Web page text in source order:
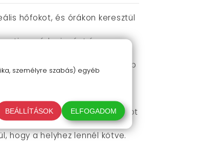
hőfokot, és órákon keresztül
a vérkeringést és az
teszi, hogy a legmegfelelőbb
anyag egész napos komfortot
hogy a helyhez lennél kötve.
személyre szabás) egyéb
BEÁLLÍTÁSOK ELFOGADOM